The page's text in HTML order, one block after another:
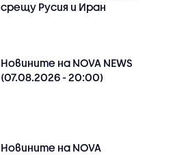
срещу Русия и Иран
Новините на NOVA NEWS
(07.08.2026 - 20:00)
Новините на NOVA